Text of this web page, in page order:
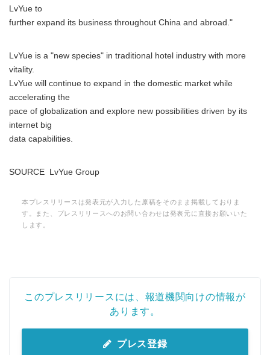
LvYue to
further expand its business throughout China and abroad."
LvYue is a "new species" in traditional hotel industry with more
vitality.
LvYue will continue to expand in the domestic market while
accelerating the
pace of globalization and explore new possibilities driven by its
internet big
data capabilities.
SOURCE LvYue Group
本プレスリリースは発表元が入力した原稿をそのまま掲載しておりま
す。また、プレスリリースへのお問い合わせは発表元に直接お願いいた
します。
このプレスリリースには、報道機関向けの情報が
あります。
プレス登録